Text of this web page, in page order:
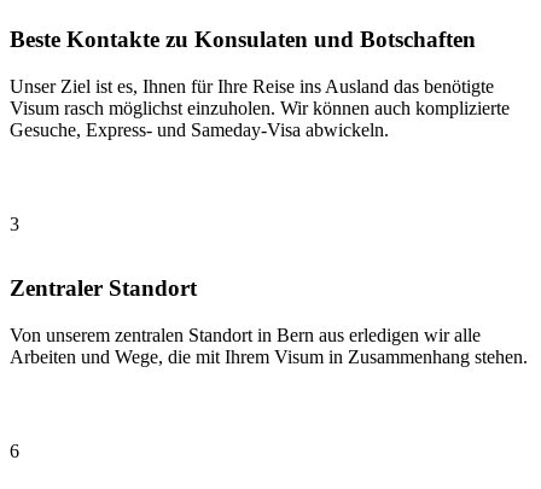
Beste Kontakte zu Konsulaten und Botschaften
Unser Ziel ist es, Ihnen für Ihre Reise ins Ausland das benötigte
Visum rasch möglichst einzuholen. Wir können auch komplizierte
Gesuche, Express- und Sameday-Visa abwickeln.
3
Zentraler Standort
Von unserem zentralen Standort in Bern aus erledigen wir alle
Arbeiten und Wege, die mit Ihrem Visum in Zusammenhang stehen.
6